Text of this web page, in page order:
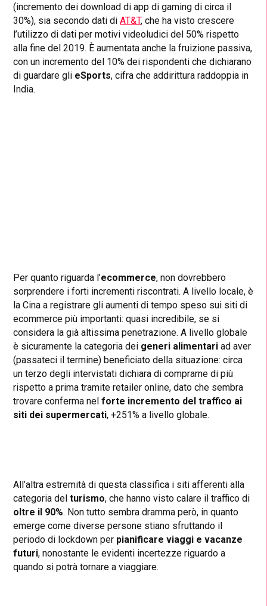
(incremento dei download di app di gaming di circa il
30%), sia secondo dati diAT&T, che ha visto crescere
l’utilizzo di dati per motivi videoludici del 50% rispetto
alla fine del 2019. È aumentata anche la fruizione passiva,
con un incremento del 10% dei rispondenti che dichiarano
di guardare gli eSports, cifra che addirittura raddoppia in
India.
Per quanto riguarda l’ecommerce, non dovrebbero
sorprendere i forti incrementi riscontrati. A livello locale, è
la Cina a registrare gli aumenti di tempo speso sui siti di
ecommerce più importanti: quasi incredibile, se si
considera la già altissima penetrazione. A livello globale
è sicuramente la categoria dei generi alimentari ad aver
(passateci il termine) beneficiato della situazione: circa
un terzo degli intervistati dichiara di comprarne di più
rispetto a prima tramite retailer online, dato che sembra
trovare conferma nelforte incremento del traffico ai
siti dei supermercati, +251% a livello globale.
All’altra estremità di questa classifica i siti afferenti alla
categoria delturismo, che hanno visto calare il traffico di
oltre il 90%. Non tutto sembra dramma però, in quanto
emerge come diverse persone stiano sfruttando il
periodo di lockdown per pianificare viaggi e vacanze
futuri, nonostante le evidenti incertezze riguardo a
quando si potrà tornare a viaggiare.